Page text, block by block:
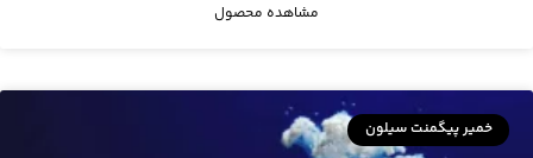
مشاهده محصول
خمیر پیگمنت سیلون